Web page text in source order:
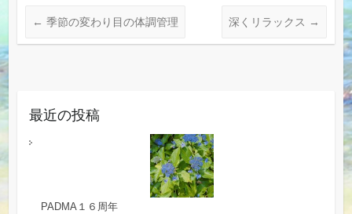
← 季節の変わり目の体調管理 深くリラックス →
最近の投稿
PADMA１６周年